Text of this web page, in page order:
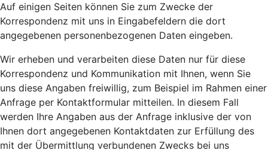
Auf einigen Seiten können Sie zum Zwecke der
Korrespondenz mit uns in Eingabefeldern die dort
angegebenen personenbezogenen Daten eingeben.
Wir erheben und verarbeiten diese Daten nur für diese
Korrespondenz und Kommunikation mit Ihnen, wenn Sie
uns diese Angaben freiwillig, zum Beispiel im Rahmen einer
Anfrage per Kontaktformular mitteilen. In diesem Fall
werden Ihre Angaben aus der Anfrage inklusive der von
Ihnen dort angegebenen Kontaktdaten zur Erfüllung des
mit der Übermittlung verbundenen Zwecks bei uns